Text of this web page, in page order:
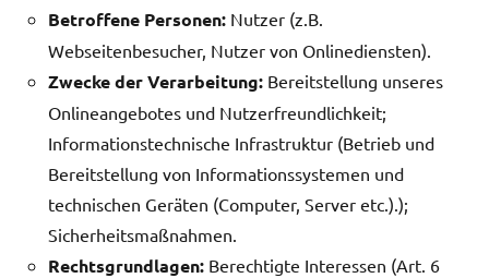
Betroffene Personen: Nutzer (z.B.
Webseitenbesucher, Nutzer von Onlinediensten).
Zwecke der Verarbeitung: Bereitstellung unseres
Onlineangebotes und Nutzerfreundlichkeit;
Informationstechnische Infrastruktur (Betrieb und
Bereitstellung von Informationssystemen und
technischen Geräten (Computer, Server etc.).);
Sicherheitsmaßnahmen.
Rechtsgrundlagen: Berechtigte Interessen (Art. 6